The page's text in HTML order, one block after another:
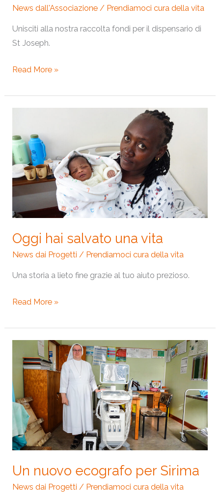
News dall'Associazione / Prendiamoci cura della vita
Unisciti alla nostra raccolta fondi per il dispensario di
St Joseph.
Read More »
Oggi hai salvato una vita
News dai Progetti / Prendiamoci cura della vita
Una storia a lieto fine grazie al tuo aiuto prezioso.
salvato
una
vita
Read More »
Un nuovo ecografo per Sirima
News dai Progetti / Prendiamoci cura della vita
nuovo
ecografo
per
Sirima